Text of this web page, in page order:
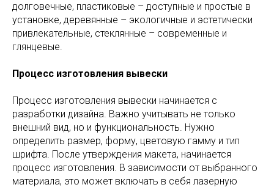
долговечные, пластиковые – доступные и простые в
установке, деревянные – экологичные и эстетически
привлекательные, стеклянные – современные и
глянцевые.
Процесс изготовления вывески
Процесс изготовления вывески начинается с
разработки дизайна. Важно учитывать не только
внешний вид, но и функциональность. Нужно
определить размер, форму, цветовую гамму и тип
шрифта. После утверждения макета, начинается
процесс изготовления. В зависимости от выбранного
материала, это может включать в себя лазерную